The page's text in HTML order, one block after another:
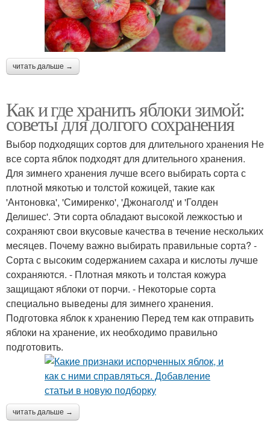
читать дальше →
Как и где хранить яблоки зимой:
советы для долгого сохранения
Выбор подходящих сортов для длительного хранения Не
все сорта яблок подходят для длительного хранения.
Для зимнего хранения лучше всего выбирать сорта с
плотной мякотью и толстой кожицей, такие как
'Антоновка', 'Симиренко', 'Джонаголд' и 'Голден
Делишес'. Эти сорта обладают высокой лежкостью и
сохраняют свои вкусовые качества в течение нескольких
месяцев. Почему важно выбирать правильные сорта? -
Сорта с высоким содержанием сахара и кислоты лучше
сохраняются. - Плотная мякоть и толстая кожура
защищают яблоки от порчи. - Некоторые сорта
специально выведены для зимнего хранения.
Подготовка яблок к хранению Перед тем как отправить
яблоки на хранение, их необходимо правильно
подготовить.
читать дальше →